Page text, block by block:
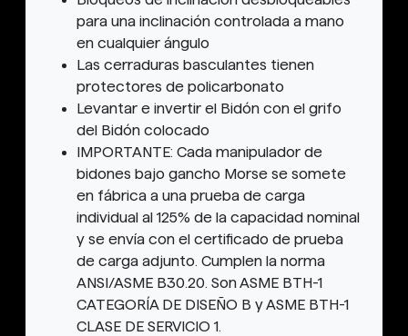
para una inclinación controlada a mano
en cualquier ángulo
Las cerraduras basculantes tienen
protectores de policarbonato
Levantar e invertir el Bidón con el grifo
del Bidón colocado
IMPORTANTE: Cada manipulador de
bidones bajo gancho Morse se somete
en fábrica a una prueba de carga
individual al 125% de la capacidad nominal
y se envía con el certificado de prueba
de carga adjunto. Cumplen la norma
ANSI/ASME B30.20. Son ASME BTH-1
CATEGORÍA DE DISEÑO B y ASME BTH-1
CLASE DE SERVICIO 1.